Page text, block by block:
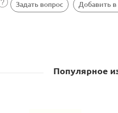
Задать вопрос Добавить
Популярное